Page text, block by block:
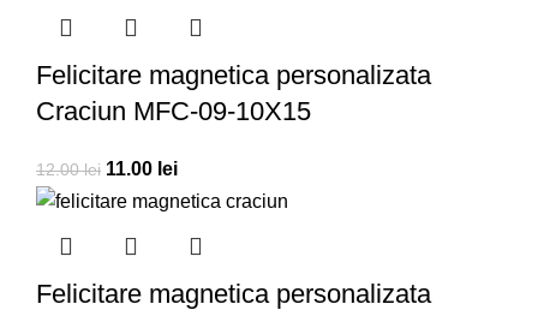
Felicitare magnetica personalizata
Craciun MFC-09-10X15
12.00lei 11.00 lei
Felicitare magnetica personalizata